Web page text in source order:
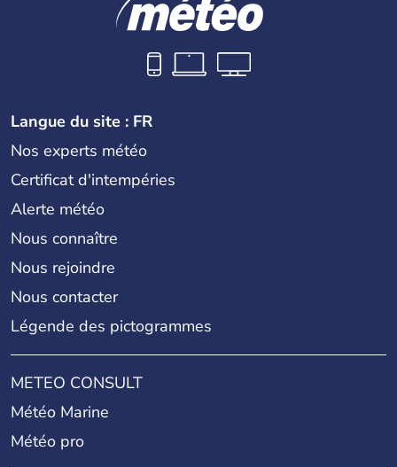
Langue du site : FR
Nos experts météo
Certificat d'intempéries
Alerte météo
Nous connaître
Nous rejoindre
Nous contacter
Légende des pictogrammes
METEO CONSULT
Météo Marine
Météo pro